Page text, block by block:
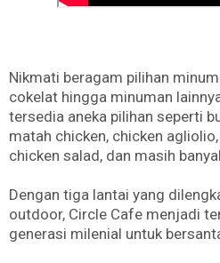
Nikmati beragam pilihan
cokelat hingga minuman
tersedia aneka pilihan seperti
matah chicken, chicken
chicken salad, dan masih
Dengan tiga lantai yang
outdoor, Circle Cafe menjadi
generasi milenial untuk